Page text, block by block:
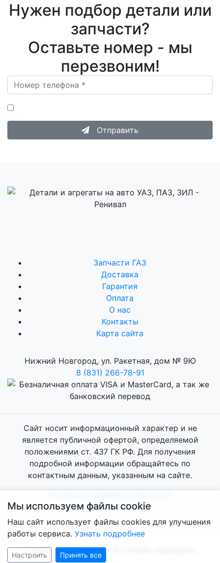
Нужен подбор детали или
запчасти?
Оставьте номер - мы
перезвоним!
Отправить
Запчасти ГАЗ
Доставка
Гарантия
Оплата
О нас
Контакты
Карта сайта
Нижний Новгород, ул. Ракетная, дом № 9Ю
8 (831) 266-78-91
Сайт носит информационный характер и не
является публичной офертой, определяемой
положениями ст. 437 ГК РФ. Для получения
подробной информации обращайтесь по
контактным данным, указанным на сайте.
Настройки cookies
C 2013-2026. Ренивал. Все права защищены.
Мы используем файлы cookie
Наш сайт использует файлы cookies для улучшения
работы сервиса. Узнать подробнее
Настроить Принять все